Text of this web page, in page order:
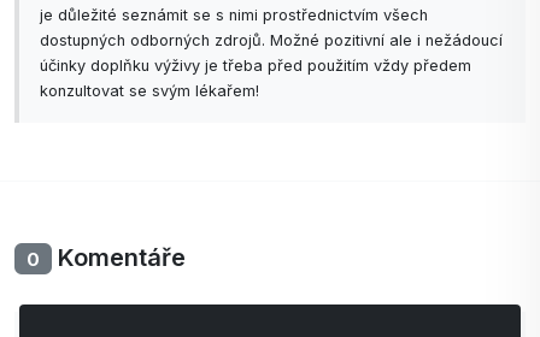
je důležité seznámit se s nimi prostřednictvím všech
dostupných odborných zdrojů. Možné pozitivní ale i nežádoucí
účinky doplňku výživy je třeba před použitím vždy předem
konzultovat se svým lékařem!
0 Komentáře